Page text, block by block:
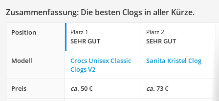
Zusammenfassung: Die besten Clogs in aller Kürze.
Position Platz 1
SEHR GUT
Platz 2
SEHR GUT
Modell
Crocs Unisex Classic
Clogs V2
Sanita Kristel Clog
Preis ca. 50 € ca. 73 €